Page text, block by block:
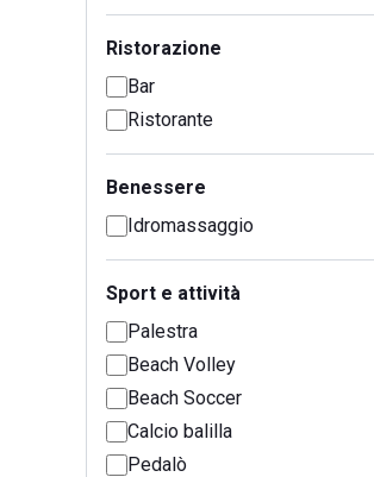
Ristorazione
Bar
Ristorante
Benessere
Idromassaggio
Sport e attività
Palestra
Beach Volley
Beach Soccer
Calcio balilla
Pedalò